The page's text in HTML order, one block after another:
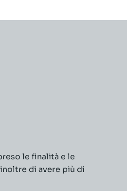
le finalità e le
di avere più di